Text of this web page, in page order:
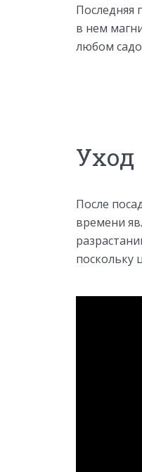
Последняя
в нем
любом
Уход
После
времени
поскольку